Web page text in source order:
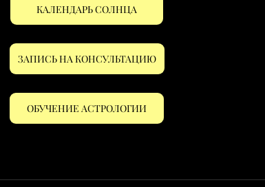
КАЛЕНДАРЬ СОЛНЦА
ЗАПИСЬ НА КОНСУЛЬТАЦИЮ
ОБУЧЕНИЕ АСТРОЛОГИИ